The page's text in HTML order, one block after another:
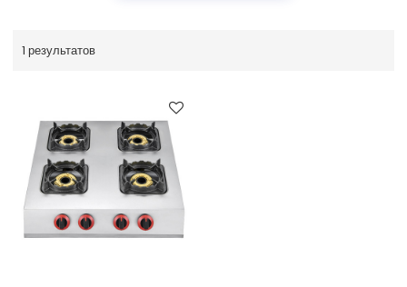
1 результатов